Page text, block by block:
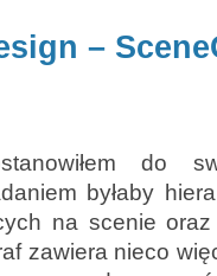
–
do
byłaby
na scenie
zawiera nieco